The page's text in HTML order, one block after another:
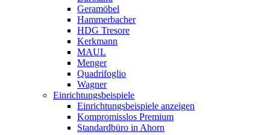
Geramöbel
Hammerbacher
HDG Tresore
Kerkmann
MAUL
Menger
Quadrifoglio
Wagner
Einrichtungsbeispiele
Einrichtungsbeispiele anzeigen
Kompromisslos Premium
Standardbüro in Ahorn